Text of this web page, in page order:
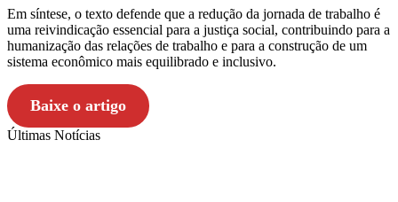
Em síntese, o texto defende que a redução da jornada de trabalho é
uma reivindicação essencial para a justiça social, contribuindo para a
humanização das relações de trabalho e para a construção de um
sistema econômico mais equilibrado e inclusivo.
Baixe o artigo
Últimas Notícias